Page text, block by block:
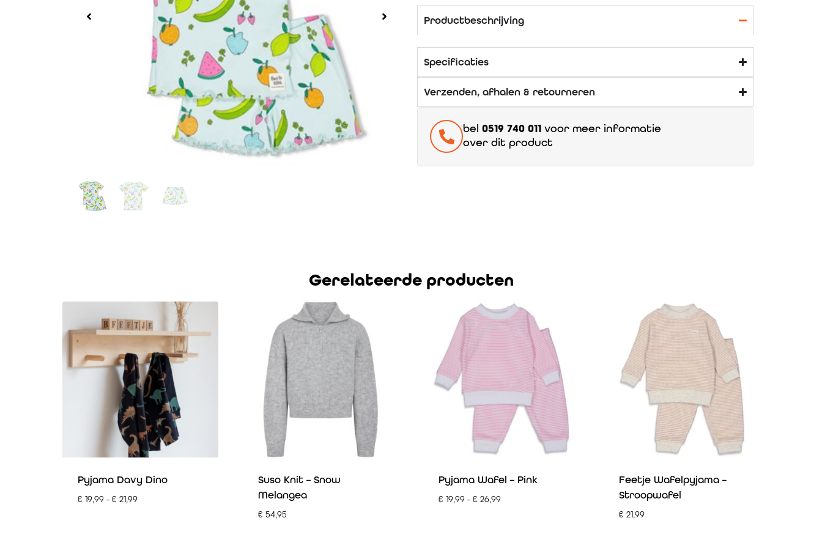
Productbeschrijving
Specificaties
Verzenden, afhalen & retourneren
bel 0519 740 011 voor meer informatie
over dit product
Gerelateerde producten
Pyjama Davy Dino
€ 19,99 - € 21,99
Suso Knit – Snow
Melangea
€ 54,95
Pyjama Wafel – Pink
€ 19,99 - € 26,99
Feetje Wafelpyjama –
Stroopwafel
€ 21,99